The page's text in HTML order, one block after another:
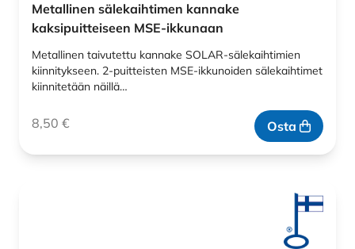
Metallinen sälekaihtimen kannake
kaksipuitteiseen MSE-ikkunaan
Metallinen taivutettu kannake SOLAR-sälekaihtimien
kiinnitykseen. 2-puitteisten MSE-ikkunoiden sälekaihtimet
kiinnitetään näillä…
8,50 € Osta